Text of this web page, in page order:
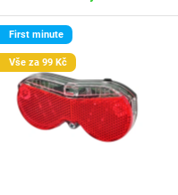
First minute
Vše za 99 Kč